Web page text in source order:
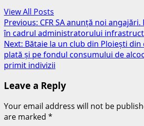
View All Posts
Post
navigation
Previous: CFR SA anunță noi
în cadrul administratorului
Next: Bătaie la un club din Ploiești
plată și pe fondul consumului de
primit indivizii
Leave a Reply
Your email address will not be
are marked *